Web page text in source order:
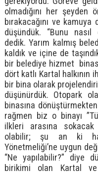
olmadığını her şeyden
bırakacağını ve
düşündük. “Bunu
dedik. Yarım kalmış
kaldık ve içine de
bir belediye hizmet
dört katlı Kartal halkının
bir bina olarak
düşünürdük. Otopark
binasına
rağmen biz o binayı
ilkleri arasına
olabilir; şu an ki
Yönetmeliği’ne uygun
“Ne yapılabilir?” diye
birikimi olan Kartal ve